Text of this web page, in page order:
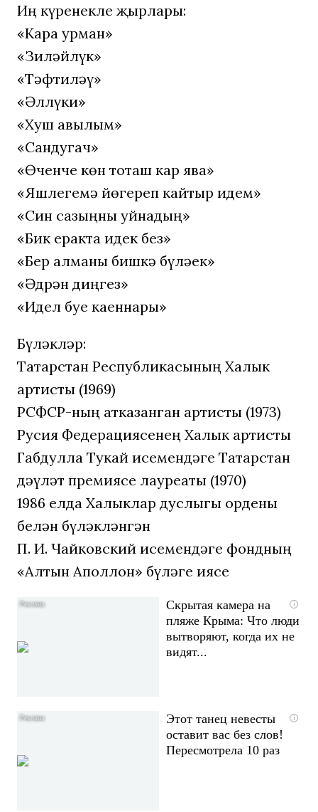
Иң күренекле җырлары:
«Кара урман»
«Зиләйлүк»
«Тәфтиләү»
«Әллүки»
«Хуш авылым»
«Сандугач»
«Өченче көн тоташ кар ява»
«Яшлегемә йөгереп кайтыр идем»
«Син сазыңны уйнадың»
«Бик еракта идек без»
«Бер алманы бишкә бүләек»
«Әдрән диңгез»
«Идел буе каеннары»
Бүләкләр:
Татарстан Республикасының Халык
артисты (1969)
РСФСР-ның атказанган артисты (1973)
Русия Федерациясенең Халык артисты
Габдулла Тукай исемендәге Татарстан
дәүләт премиясе лауреаты (1970)
1986 елда Халыклар дуслыгы ордены
белән бүләкләнгән
П. И. Чайковский исемендәге фондның
«Алтын Аполлон» бүләге иясе
i
Скрытая камера на
пляже Крыма: Что люди
вытворяют, когда их не
видят...
i
Этот танец невесты
оставит вас без слов!
Пересмотрела 10 раз